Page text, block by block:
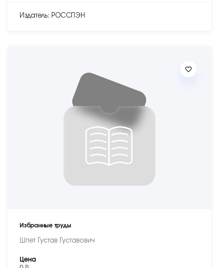
Издатель: РОССПЭН
Избранные труды
Шпет Густав Густавович
Цена